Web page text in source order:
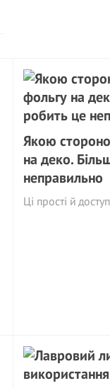
Якою
на деко.
неправильно
Ці прості й